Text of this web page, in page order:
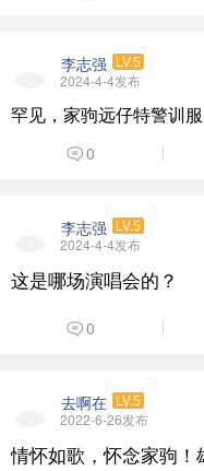
李志强 LV.5
2024-4-4发布
罕见，家驹远仔特警训服
0
李志强 LV.5
2024-4-4发布
这是哪场演唱会的？
0
去啊在 LV.5
2022-6-26发布
情怀如歌，怀念家驹！